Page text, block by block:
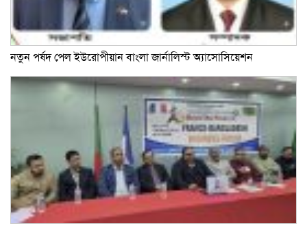
নতুন পর্ষদ পেল ইউরোপীয়ান বাংলা জার্নালিস্ট অ্যাসোসিয়েশন